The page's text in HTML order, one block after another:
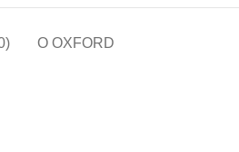
O OXFORD